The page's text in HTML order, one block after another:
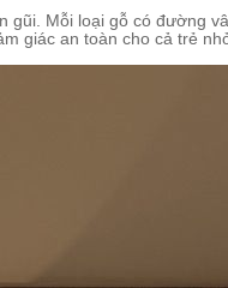
Mỗi loại gỗ có đường
giác an toàn cho cả trẻ